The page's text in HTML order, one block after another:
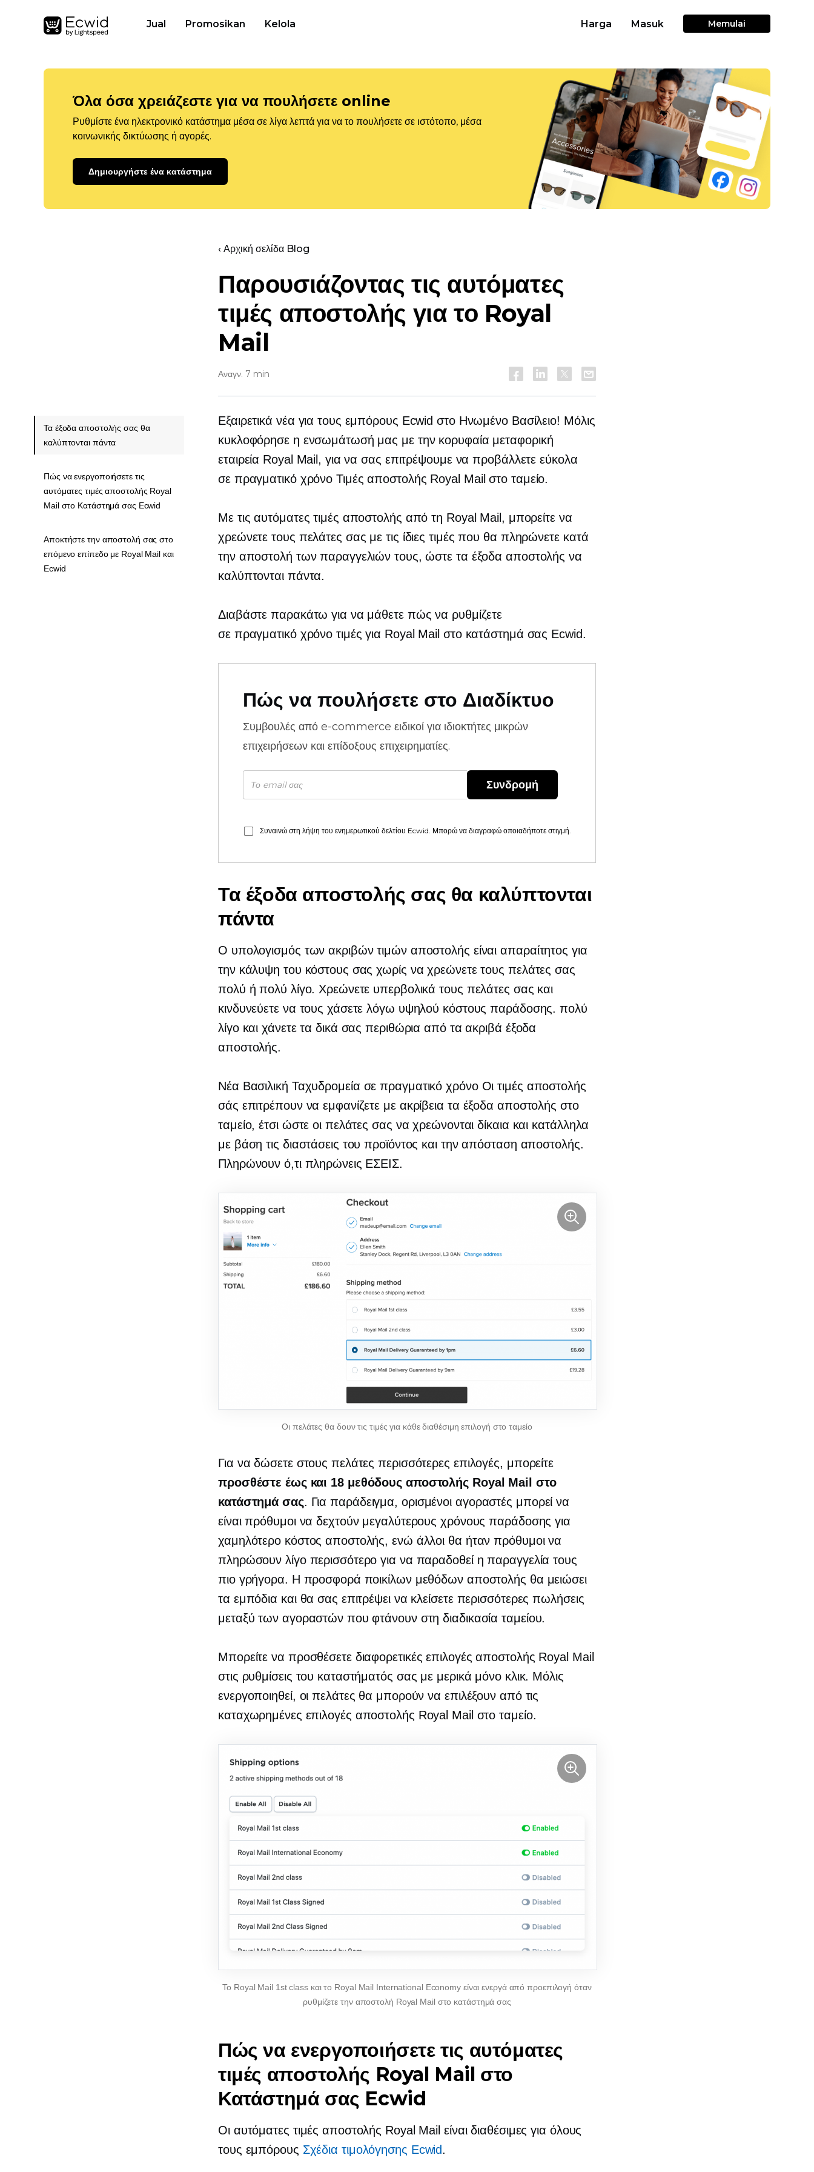
Jual Promosikan Kelola Harga Masuk Memulai
Όλα όσα χρειάζεστε για να πουλήσετε online
Ρυθμίστε ένα ηλεκτρονικό κατάστημα μέσα σε λίγα λεπτά για να το πουλήσετε σε ιστότοπο, μέσα
κοινωνικής δικτύωσης ή αγορές.
Δημιουργήστε ένα κατάστημα
‹ Αρχική σελίδα Blog
Παρουσιάζοντας τις αυτόματες
τιμές αποστολής για το Royal
Mail
Αναγν. 7 min
Εξαιρετικά νέα για τους εμπόρους Ecwid στο Ηνωμένο Βασίλειο! Μόλις
κυκλοφόρησε η ενσωμάτωσή μας με την κορυφαία μεταφορική
εταιρεία Royal Mail, για να σας επιτρέψουμε να προβάλλετε εύκολα
σε πραγματικό χρόνο Τιμές αποστολής Royal Mail στο ταμείο.
Με τις αυτόματες τιμές αποστολής από τη Royal Mail, μπορείτε να
χρεώνετε τους πελάτες σας με τις ίδιες τιμές που θα πληρώνετε κατά
την αποστολή των παραγγελιών τους, ώστε τα έξοδα αποστολής να
καλύπτονται πάντα.
Διαβάστε παρακάτω για να μάθετε πώς να ρυθμίζετε
σε πραγματικό χρόνο τιμές για Royal Mail στο κατάστημά σας Ecwid.
Πώς να πουλήσετε στο Διαδίκτυο
Συμβουλές από e-commerce ειδικοί για ιδιοκτήτες μικρών
επιχειρήσεων και επίδοξους επιχειρηματίες.
Συνδρομή
Συναινώ στη λήψη του ενημερωτικού δελτίου Ecwid. Μπορώ να διαγραφώ οποιαδήποτε στιγμή.
Τα έξοδα αποστολής σας θα καλύπτονται
πάντα
Ο υπολογισμός των ακριβών τιμών αποστολής είναι απαραίτητος για
την κάλυψη του κόστους σας χωρίς να χρεώνετε τους πελάτες σας
πολύ ή πολύ λίγο. Χρεώνετε υπερβολικά τους πελάτες σας και
κινδυνεύετε να τους χάσετε λόγω υψηλού κόστους παράδοσης. πολύ
λίγο και χάνετε τα δικά σας περιθώρια από τα ακριβά έξοδα
αποστολής.
Νέα Βασιλική Ταχυδρομεία σε πραγματικό χρόνοΟι τιμές αποστολής
σάς επιτρέπουν να εμφανίζετε με ακρίβεια τα έξοδα αποστολής στο
ταμείο, έτσι ώστε οι πελάτες σας να χρεώνονται δίκαια και κατάλληλα
με βάση τις διαστάσεις του προϊόντος και την απόσταση αποστολής.
Πληρώνουν ό,τι πληρώνεις ΕΣΕΙΣ.
Οι πελάτες θα δουν τις τιμές για κάθε διαθέσιμη επιλογή στο ταμείο
Για να δώσετε στους πελάτες περισσότερες επιλογές, μπορείτε
προσθέστε έως και 18 μεθόδους αποστολής Royal Mail στο
κατάστημά σας. Για παράδειγμα, ορισμένοι αγοραστές μπορεί να
είναι πρόθυμοι να δεχτούν μεγαλύτερους χρόνους παράδοσης για
χαμηλότερο κόστος αποστολής, ενώ άλλοι θα ήταν πρόθυμοι να
πληρώσουν λίγο περισσότερο για να παραδοθεί η παραγγελία τους
πιο γρήγορα. Η προσφορά ποικίλων μεθόδων αποστολής θα μειώσει
τα εμπόδια και θα σας επιτρέψει να κλείσετε περισσότερες πωλήσεις
μεταξύ των αγοραστών που φτάνουν στη διαδικασία ταμείου.
Μπορείτε να προσθέσετε διαφορετικές επιλογές αποστολής Royal Mail
στις ρυθμίσεις του καταστήματός σας με μερικά μόνο κλικ. Μόλις
ενεργοποιηθεί, οι πελάτες θα μπορούν να επιλέξουν από τις
καταχωρημένες επιλογές αποστολής Royal Mail στο ταμείο.
Το Royal Mail 1st class και το Royal Mail International Economy είναι ενεργά από προεπιλογή όταν
ρυθμίζετε την αποστολή Royal Mail στο κατάστημά σας
Πώς να ενεργοποιήσετε τις αυτόματες
τιμές αποστολής Royal Mail στο
Κατάστημά σας Ecwid
Οι αυτόματες τιμές αποστολής Royal Mail είναι διαθέσιμες για όλους
τους εμπόρους Σχέδια τιμολόγησης Ecwid.
Τα έξοδα αποστολής σας θα
καλύπτονται πάντα
Πώς να ενεργοποιήσετε τις
αυτόματες τιμές αποστολής Royal
Mail στο Κατάστημά σας Ecwid
Αποκτήστε την αποστολή σας στο
επόμενο επίπεδο με Royal Mail και
Ecwid